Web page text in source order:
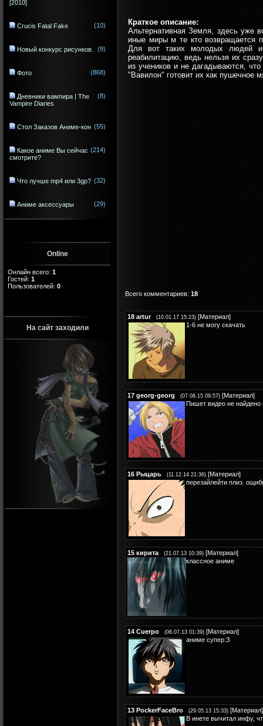
[2010]
Crucis Fatal Fake (10)
Новый конкурс рисунков. (9)
Фото (868)
Дневники вампира | The
Vampire Diaries
(8)
Стол Заказов Аниме-кон (55)
Какое аниме Вы сейчас
смотрите?
(214)
Что лучше mp4 или 3gp? (32)
Аниме аксессуары (29)
Online
Онлайн всего: 1
Гостей: 1
Пользователей: 0
На сайт заходили
Краткое описание:
Альтернативная Земля, здесь уже
иные миры м те кто возвращается
Для вот таких молодых людей и
реабилитацию, ведь нельзя их
из учеников и не дагадываются,
"Вавилон" готовит их как пушечное
Всего комментариев: 18
18 artur (10.01.17 15:23) [Материал]
1-6 не могу скачать
17 georg-georg (07.08.15 09:57) [Материал]
Пишет видео не найдено
16 Рыцарь (11.12.14 21:36) [Материал]
перезайлейти плиз.
15 кирита (21.07.13 10:39) [Материал]
классное аниме
14 Cuerpo (06.07.13 01:39) [Материал]
аниме супер:З
13 PockerFaceBro (29.05.13 15:33) [Материал]
В инете вычитал инфу,